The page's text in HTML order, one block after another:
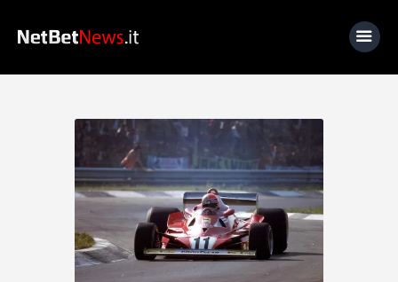
Home
News
Calcio
Basket
Tennis